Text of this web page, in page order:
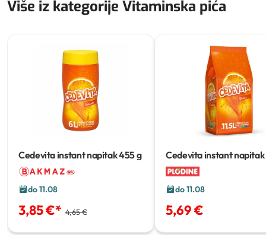
Više iz kategorije Vitaminska pića
Cedevita instant napitak455 g
do 11.08
3,85 €* 4,65 €
Cedevita instant napitak
g
do 11.08
5,69 €